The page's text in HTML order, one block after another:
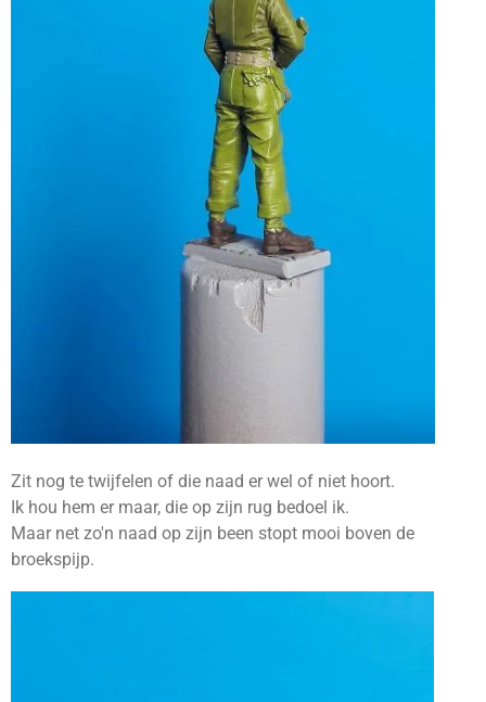
Zit nog te twijfelen of die naad er wel of niet hoort.
Ik hou hem er maar, die op zijn rug bedoel ik.
Maar net zo'n naad op zijn been stopt mooi boven de
broekspijp.